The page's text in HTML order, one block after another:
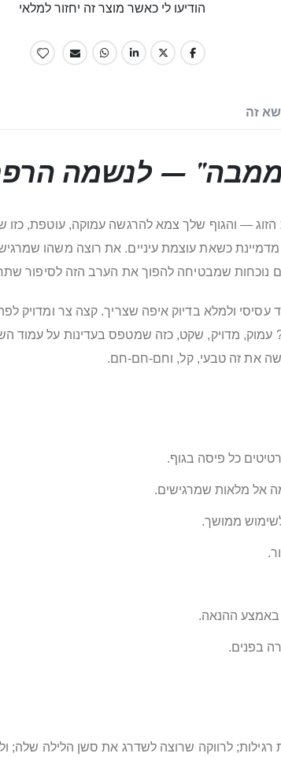
הודיעו לי כאשר מוצר זה יחזור למלאי
זה
— לנשמה
— והגוף שלך צמא להרגשה עמוקה, עוטפת, כזו
כשאת עוצמת עיניים. את רוצה משהו
שמבטיחה להפוך את הערב הזה לסיפור
ולמלא בדיוק איפה שצריך. קצה צר ומדויק
עמוק, מדויק, שקט, כזה שמטפס בעדינות על
את זה טבעי, קל, וחם-חם-חם.
כל פיסה בגוף.
אל מלאות שמרגישים.
ממושך.
באמצע ההנאה.
בפנים.
לרווקה שרוצה לשדרג את סשן הלילה שלה;